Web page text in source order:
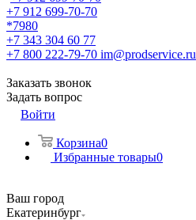
+7 912 699-70-70
*7980
+7 343 304 60 77
+7 800 222-79-70 im@prodservice.ru
Заказать звонок
Задать вопрос
Войти
Корзина0
Избранные товары0
Ваш город
Екатеринбург